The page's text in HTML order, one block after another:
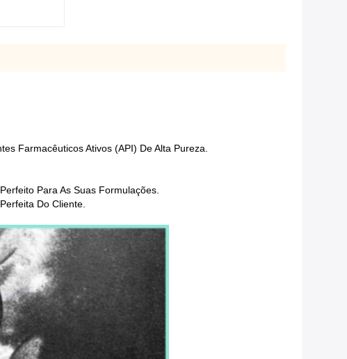
Farmacêuticos Ativos (API) De Alta Pureza.
Para As Suas Formulações.
Do Cliente.